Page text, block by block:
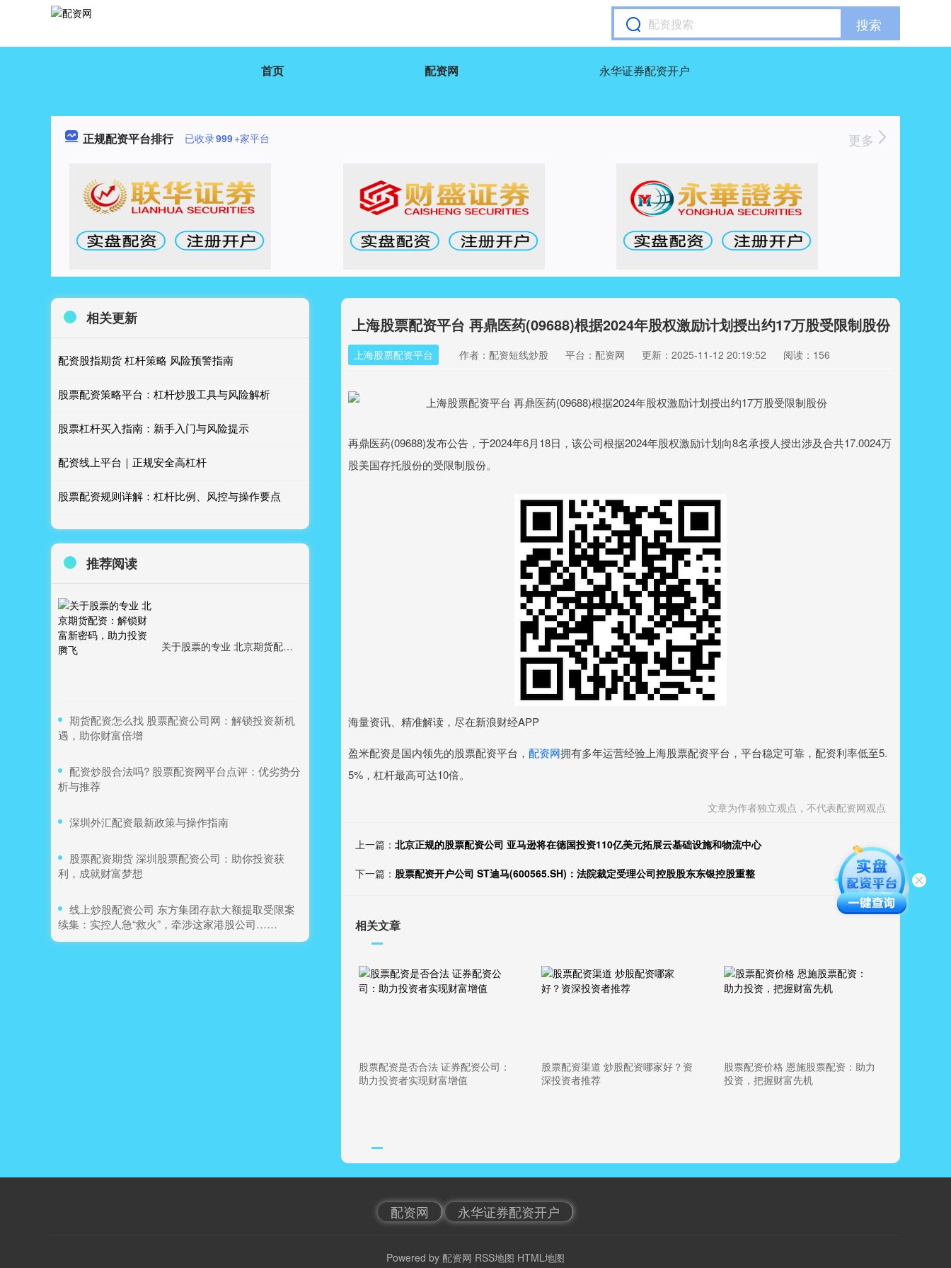
搜索
首页 配资网 永华证券配资开户
正规配资平台排行 已收录999+家平台 更多
上海股票配资平台 再鼎医药(09688)根据2024年股权激励计划授出约17万股受限制股份
上海股票配资平台 作者：配资短线炒股 平台：配资网 更新：2025-11-12 20:19:52 阅读：156
再鼎医药(09688)发布公告，于2024年6月18日，该公司根据2024年股权激励计划向8名承授人授出涉及合共17.0024万
股美国存托股份的受限制股份。
海量资讯、精准解读，尽在新浪财经APP
盈米配资是国内领先的股票配资平台， 配资网拥有多年运营经验上海股票配资平台，平台稳定可靠，配资利率低至5.
5%，杠杆最高可达10倍。
文章为作者独立观点，不代表配资网观点
上一篇： 北京正规的股票配资公司 亚马逊将在德国投资110亿美元拓展云基础设施和物流中心
下一篇： 股票配资开户公司 ST迪马(600565.SH)：法院裁定受理公司控股股东东银控股重整
相关文章
股票配资是否合法 证券配资公司：
助力投资者实现财富增值
股票配资渠道 炒股配资哪家好？资
深投资者推荐
股票配资价格 恩施股票配资：助力
投资，把握财富先机
相关更新
配资股指期货 杠杆策略 风险预警指南
股票配资策略平台：杠杆炒股工具与风险解析
股票杠杆买入指南：新手入门与风险提示
配资线上平台｜正规安全高杠杆
股票配资规则详解：杠杆比例、风控与操作要点
推荐阅读
关于股票的专业 北京期货配资：解锁财富新密码，助力投资腾飞
​期货配资怎么找 股票配资公司网：解锁投资新机
遇，助你财富倍增
​配资炒股合法吗? 股票配资网平台点评：优劣势分
析与推荐
​深圳外汇配资最新政策与操作指南
​股票配资期货 深圳股票配资公司：助你投资获
利，成就财富梦想
​线上炒股配资公司 东方集团存款大额提取受限案
续集：实控人急“救火”，牵涉这家港股公司……
配资网 永华证券配资开户
Powered by 配资网 RSS地图 HTML地图